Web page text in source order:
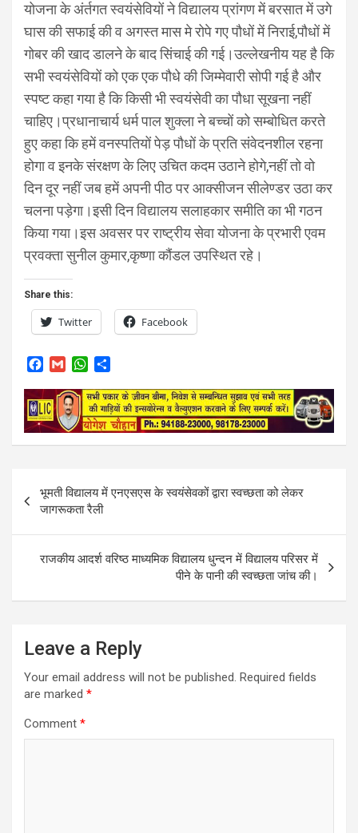
योजना के अंर्तगत स्वयंसेवियों ने विद्यालय प्रांगण में बरसात में उगे
घास की सफाई की व अगस्त मास मे रोपे गए पौधों में निराई,पौधों में
गोबर की खाद डालने के बाद सिंचाई की गई।उल्लेखनीय यह है कि
सभी स्वयंसेवियों को एक एक पौधे की जिम्मेवारी सोपी गई है और
स्पष्ट कहा गया है कि किसी भी स्वयंसेवी का पौधा सूखना नहीं
चाहिए।प्रधानाचार्य धर्म पाल शुक्ला ने बच्चों को सम्बोधित करते
हुए कहा कि हमें वनस्पतियों पेड़ पौधों के प्रति संवेदनशील रहना
होगा व इनके संरक्षण के लिए उचित कदम उठाने होगे,नहीं तो वो
दिन दूर नहीं जब हमें अपनी पीठ पर आक्सीजन सीलेण्डर उठा कर
चलना पड़ेगा।इसी दिन विद्यालय सलाहकार समीति का भी गठन
किया गया।इस अवसर पर राष्ट्रीय सेवा योजना के प्रभारी एवम
प्रवक्ता सुनील कुमार,कृष्णा कौंडल उपस्थित रहे।
Share this:
Twitter Facebook
c
e
b
o
a
i
l
W
a
t
s
A
a
r
e
navigation
भूमती विद्यालय में एनएसएस के स्वयंसेवकों द्वारा स्वच्छता को लेकर
जागरूकता रैली
राजकीय आदर्श वरिष्ठ माध्यमिक विद्यालय धुन्दन में विद्यालय परिसर में
पीने के पानी की स्वच्छता जांच की।
Leave a Reply
Your email address will not be published. Required fields
are marked *
Comment *